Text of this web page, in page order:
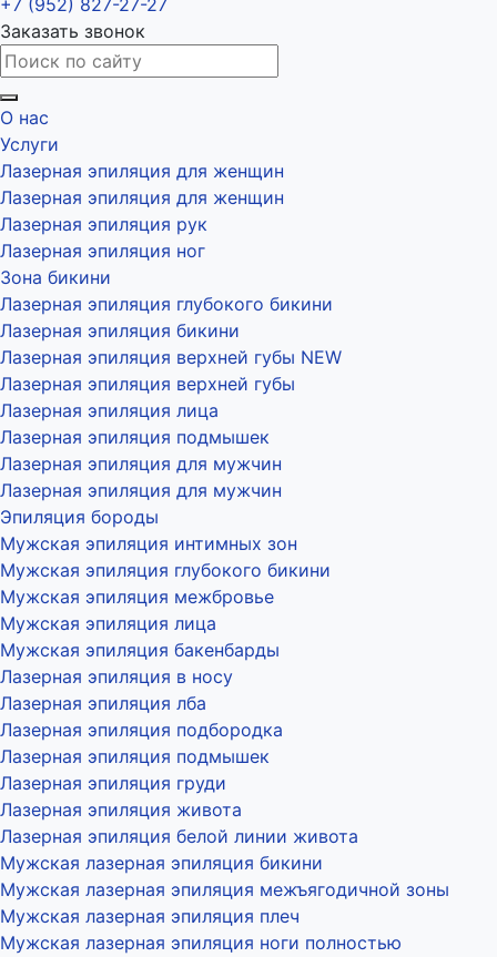
+7 (952) 827-27-27
Заказать звонок
О нас
Услуги
Лазерная эпиляция для женщин
Лазерная эпиляция для женщин
Лазерная эпиляция рук
Лазерная эпиляция ног
Зона бикини
Лазерная эпиляция глубокого бикини
Лазерная эпиляция бикини
Лазерная эпиляция верхней губы NEW
Лазерная эпиляция верхней губы
Лазерная эпиляция лица
Лазерная эпиляция подмышек
Лазерная эпиляция для мужчин
Лазерная эпиляция для мужчин
Эпиляция бороды
Мужская эпиляция интимных зон
Мужская эпиляция глубокого бикини
Мужская эпиляция межбровье
Мужская эпиляция лица
Мужская эпиляция бакенбарды
Лазерная эпиляция в носу
Лазерная эпиляция лба
Лазерная эпиляция подбородка
Лазерная эпиляция подмышек
Лазерная эпиляция груди
Лазерная эпиляция живота
Лазерная эпиляция белой линии живота
Мужская лазерная эпиляция бикини
Мужская лазерная эпиляция межъягодичной зоны
Мужская лазерная эпиляция плеч
Мужская лазерная эпиляция ноги полностью